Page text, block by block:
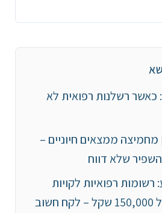
כאשר רשלנות רפואית לא
מחמיצה ממצאים חיוניים –
שלא דווח
רפואיות לקויות
הביאו לפיצוי של 150,000 שקל – לקח חשוב